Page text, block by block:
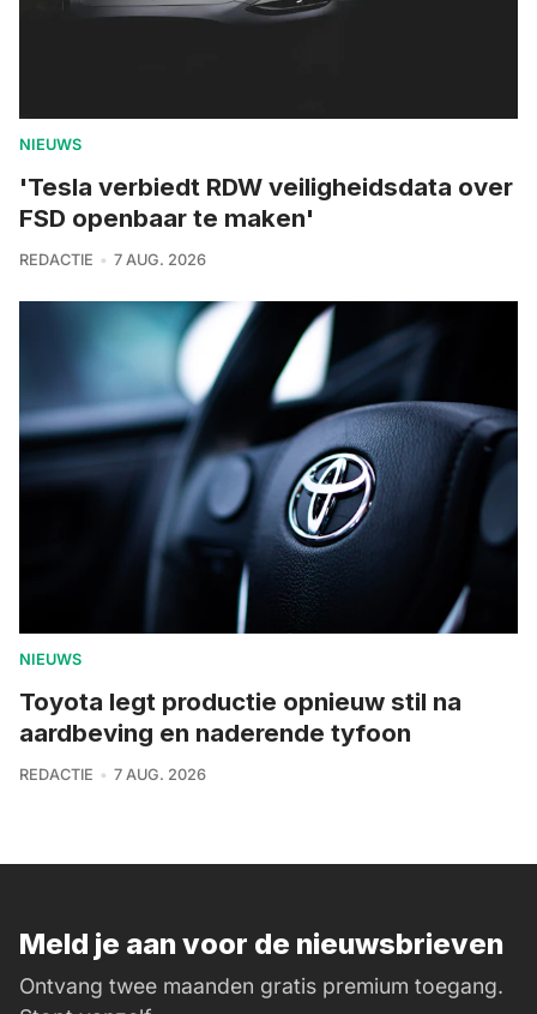
NIEUWS
'Tesla verbiedt RDW veiligheidsdata over
FSD openbaar te maken'
REDACTIE 7 AUG. 2026
NIEUWS
Toyota legt productie opnieuw stil na
aardbeving en naderende tyfoon
REDACTIE 7 AUG. 2026
Meld je aan voor de nieuwsbrieven
Ontvang twee maanden gratis premium toegang.